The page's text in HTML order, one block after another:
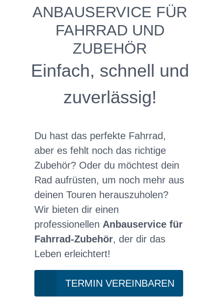
ANBAUSERVICE FÜR
FAHRRAD UND
ZUBEHÖR
Einfach, schnell und
zuverlässig!
Du hast das perfekte Fahrrad,
aber es fehlt noch das richtige
Zubehör? Oder du möchtest dein
Rad aufrüsten, um noch mehr aus
deinen Touren herauszuholen?
Wir bieten dir einen
professionellen Anbauservice für
Fahrrad-Zubehör, der dir das
Leben erleichtert!
TERMIN VEREINBAREN